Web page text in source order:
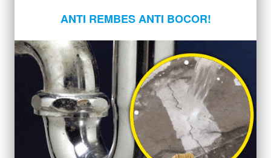
ANTI REMBES ANTI BOCOR!